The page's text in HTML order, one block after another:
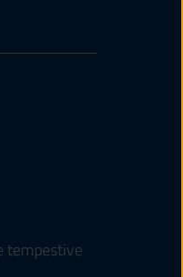
tempestive